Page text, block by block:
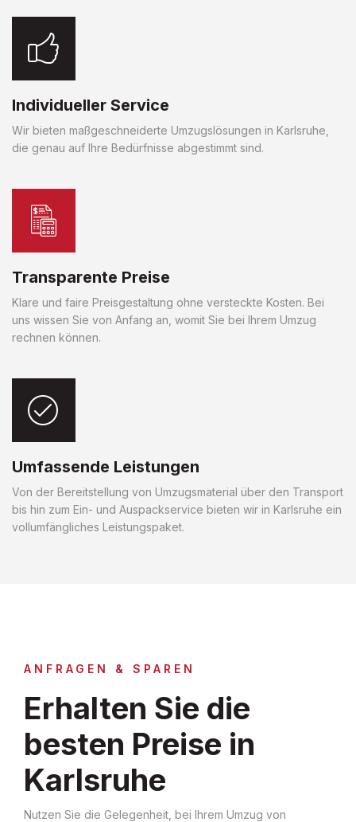
Individueller Service
Wir bieten maßgeschneiderte Umzugslösungen in Karlsruhe,
die genau auf Ihre Bedürfnisse abgestimmt sind.
Transparente Preise
Klare und faire Preisgestaltung ohne versteckte Kosten. Bei
uns wissen Sie von Anfang an, womit Sie bei Ihrem Umzug
rechnen können.
Umfassende Leistungen
Von der Bereitstellung von Umzugsmaterial über den Transport
bis hin zum Ein- und Auspackservice bieten wir in Karlsruhe ein
vollumfängliches Leistungspaket.
ANFRAGEN & SPAREN
Erhalten Sie die
besten Preise in
Karlsruhe
Nutzen Sie die Gelegenheit, bei Ihrem Umzug von